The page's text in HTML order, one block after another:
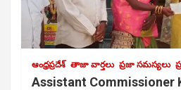
ఆంధ్రప్రదేశ్ తాజా వార్తలు ప్రజా సమస్యలు
Assistant Commissioner